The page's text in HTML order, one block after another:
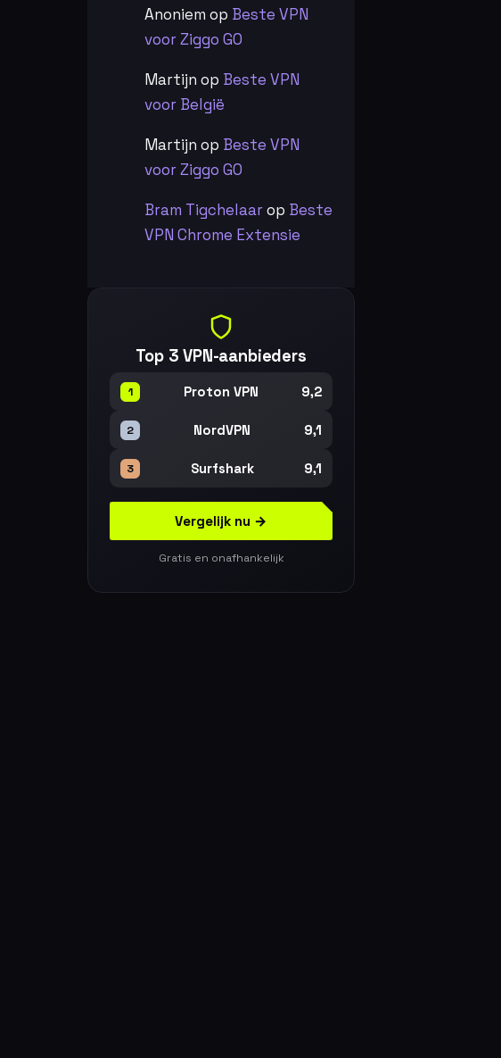
Anoniem op Beste VPN
voor Ziggo GO
Martijn op Beste VPN
voor België
Martijn op Beste VPN
voor Ziggo GO
Bram Tigchelaarop Beste
VPN Chrome Extensie
Top 3 VPN-aanbieders
1 Proton VPN 9,2
2 NordVPN 9,1
3 Surfshark 9,1
Vergelijk nu →
Gratis en onafhankelijk